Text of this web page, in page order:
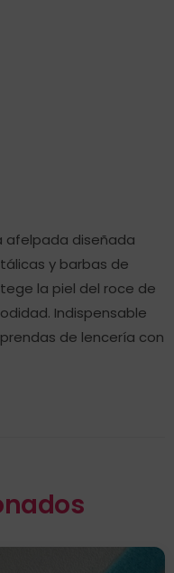
afelpada diseñada
y barbas de
la piel del roce de
Indispensable
de lencería con